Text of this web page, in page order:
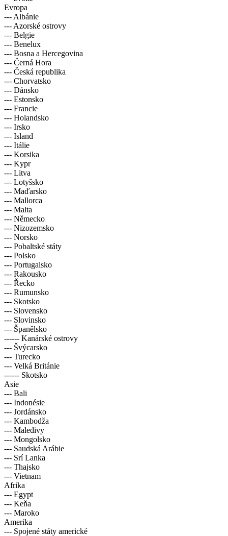
Evropa
--- Albánie
--- Azorské ostrovy
--- Belgie
--- Benelux
--- Bosna a Hercegovina
--- Černá Hora
--- Česká republika
--- Chorvatsko
--- Dánsko
--- Estonsko
--- Francie
--- Holandsko
--- Irsko
--- Island
--- Itálie
--- Korsika
--- Kypr
--- Litva
--- Lotyšsko
--- Maďarsko
--- Mallorca
--- Malta
--- Německo
--- Nizozemsko
--- Norsko
--- Pobaltské státy
--- Polsko
--- Portugalsko
--- Rakousko
--- Řecko
--- Rumunsko
--- Skotsko
--- Slovensko
--- Slovinsko
--- Španělsko
------ Kanárské ostrovy
--- Švýcarsko
--- Turecko
--- Velká Británie
------ Skotsko
Asie
--- Bali
--- Indonésie
--- Jordánsko
--- Kambodža
--- Maledivy
--- Mongolsko
--- Saudská Arábie
--- Srí Lanka
--- Thajsko
--- Vietnam
Afrika
--- Egypt
--- Keňa
--- Maroko
Amerika
--- Spojené státy americké